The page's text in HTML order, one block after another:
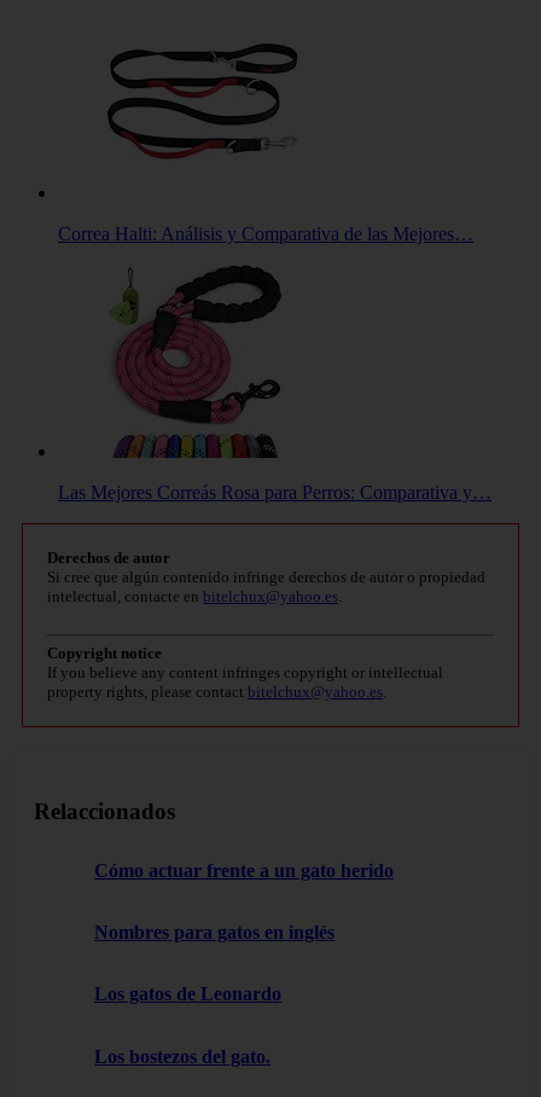
Correa Halti: Análisis y Comparativa de las Mejores…
Las Mejores Correás Rosa para Perros: Comparativa y…
Derechos de autor
Si cree que algún contenido infringe derechos de autor o propiedad
intelectual, contacte en bitelchux@yahoo.es.
Copyright notice
If you believe any content infringes copyright or intellectual
property rights, please contact bitelchux@yahoo.es.
Relaccionados
Cómo actuar frente a un gato herido
Nombres para gatos en inglés
Los gatos de Leonardo
Los bostezos del gato.